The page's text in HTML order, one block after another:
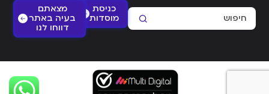
כניסת
מוסדות
מצאתם
בעיה באתר
דווחו לנו